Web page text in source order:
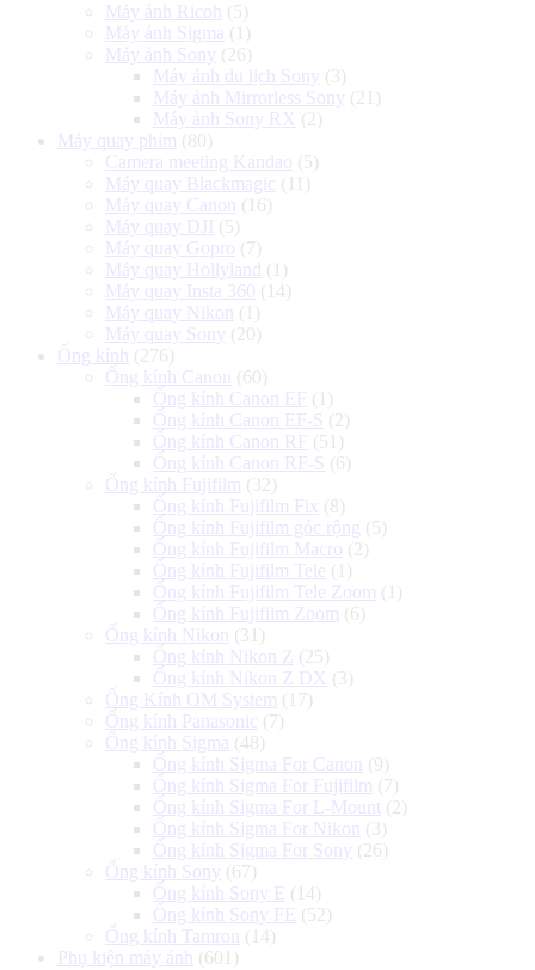
Máy ảnh Ricoh
(5)
Máy ảnh Sigma (1)
Máy ảnh Sony (26)
Máy ảnh du lịch Sony (3)
Máy ảnh Mirrorless Sony (21)
Máy ảnh Sony RX (2)
Máy quay phim (80)
Camera meeting Kandao (5)
Máy quay Blackmagic (11)
Máy quay Canon
(16)
Máy quay DJI (5)
Máy quay Gopro (7)
Máy quay Hollyland
(1)
Máy quay Insta 360 (14)
Máy quay Nikon
(1)
Máy quay Sony (20)
Ống kính
(276)
Ống kính Canon
(60)
Ống kính Canon EF
(1)
Ống kính Canon EF-S (2)
Ống kính Canon RF
(51)
Ống kính Canon RF-S (6)
Ống kính Fujifilm (32)
Ống kính Fujifilm Fix (8)
Ống kính Fujifilm góc rộng (5)
Ống kính Fujifilm Macro (2)
Ống kính Fujifilm Tele (1)
Ống kính Fujifilm Tele Zoom (1)
Ống kính Fujifilm Zoom (6)
Ống kính Nikon
(31)
Ống kính Nikon Z (25)
Ống kính Nikon Z DX (3)
Ống Kính OM System (17)
Ống kính Panasonic (7)
Ống kính Sigma (48)
Ống kính Sigma For Canon
(9)
Ống kính Sigma For Fujifilm (7)
Ống kính Sigma For L-Mount (2)
Ống kính Sigma For Nikon
(3)
Ống kính Sigma For Sony (26)
Ống kính Sony (67)
Ống kính Sony E
(14)
Ống kính Sony FE
(52)
Ống kính Tamron
(14)
Phụ kiện máy ảnh
(601)